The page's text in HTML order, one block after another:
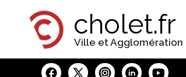
cholet.fr
Ville et Agglomération